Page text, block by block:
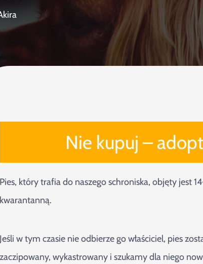
Nie kupuj –
Pies, który trafia do naszego schroniska, objęty jest
kwarantanną.
Jeśli w tym czasie nie odbierze go właściciel, pies
zaczipowany, wykastrowany i szukamy dla niego